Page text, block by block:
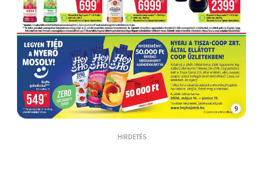
9
HIRDETÉS